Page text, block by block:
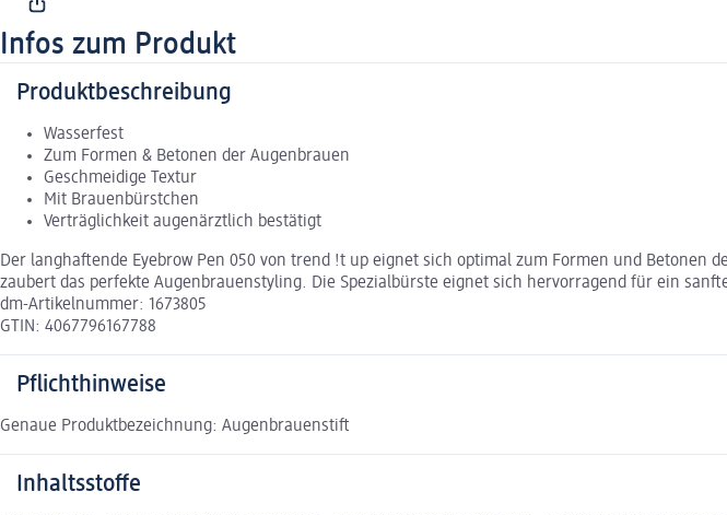
Infos zum Produkt
Produktbeschreibung
Wasserfest
Zum Formen & Betonen der Augenbrauen
Geschmeidige Textur
Mit Brauenbürstchen
Verträglichkeit augenärztlich bestätigt
Der langhaftende Eyebrow Pen 050 von trend !t up eignet sich optimal zum Formen und
zaubert das perfekte Augenbrauenstyling. Die Spezialbürste eignet sich hervorragend für ein
dm-Artikelnummer: 1673805
GTIN: 4067796167788
Pflichthinweise
Genaue Produktbezeichnung: Augenbrauenstift
Inhaltsstoffe